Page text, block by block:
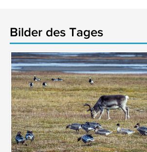
Bilder des Tages